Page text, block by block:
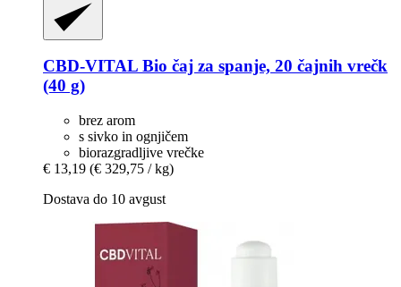
CBD-VITAL Bio čaj za spanje, 20 čajnih vrečk
(40 g)
brez arom
s sivko in ognjičem
biorazgradljive vrečke
€ 13,19 (€ 329,75 / kg)
Dostava do 10 avgust